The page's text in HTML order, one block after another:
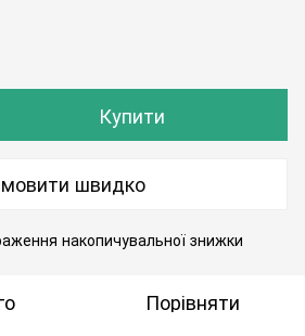
Купити
швидко
накопичувальної знижки
Порівняти